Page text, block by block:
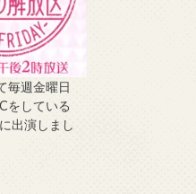
毎週金曜日
をしている
出演しまし